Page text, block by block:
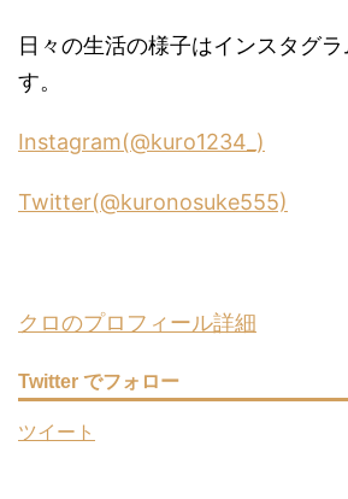
日々の生活の様子はインスタグ
す。
Instagram(@kuro1234_)
Twitter(@kuronosuke555)
クロのプロフィール詳細
Twitter でフォロー
ツイート